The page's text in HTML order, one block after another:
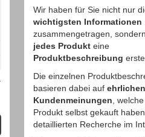
Wir haben für Sie nicht nur
wichtigsten Informationen
zusammengetragen,
jedes Produkt eine
Produktbeschreibung
Die einzelnen
basieren dabei auf ehrlichen
Kundenmeinungen,
Produkt selbst gekauft
detaillierten Recherche im